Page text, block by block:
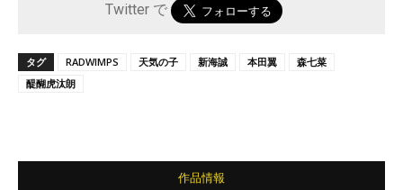
Twitter で
タグ RADWIMPS 天気の子 新海誠 本田翼
森七菜
醍醐虎汰朗
作品情報